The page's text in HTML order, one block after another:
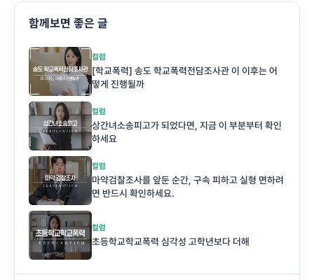
함께보면 좋은 글
컬럼
[학교폭력] 송도 학교폭력전담조사관 이 이후는 어
떻게 진행될까
컬럼
상간녀소송피고가 되었다면, 지금 이 부분부터 확인
하세요
컬럼
마약검찰조사를 앞둔 순간, 구속 피하고 실형 면하려
면 반드시 확인하세요.
컬럼
초등학교학교폭력 심각성 고학년보다 더해